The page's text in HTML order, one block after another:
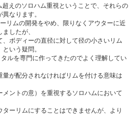
超えのソロハム重視ということで、それらの
なります。
リムの開発をやめ、限りなくアウターに近
したが、
、ボディーの直径に対して径の小さいリム
いう疑問。
ルを専門に作ってきたのでよく理解してい
が配分されなければリムを付ける意味は
ントの意）を重視するソロハムにおいて
ーリムにすることはできませんが、より